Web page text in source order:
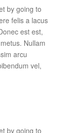
by going to
felis a lacus
est est,
Nullam
arcu
vel,
by going to